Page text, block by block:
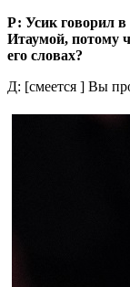
Р: Усик говорил в
Итаумой, потому
его словах?
Д: [смеется ] Вы